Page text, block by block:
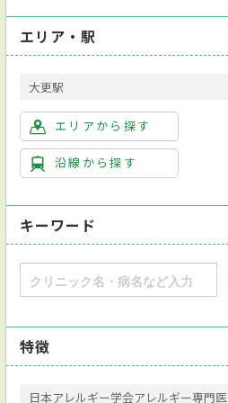
エリア・駅
大更駅
エリアから探す
沿線から探す
キーワード
特徴
日本アレルギー学会アレルギー専門医